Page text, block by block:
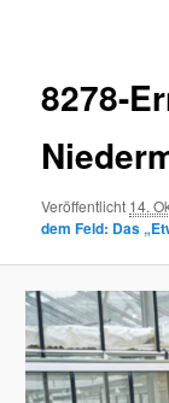
8278-
Veröffentlicht 14.
dem Feld: Das